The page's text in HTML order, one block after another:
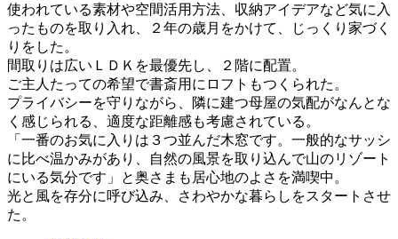
使われている素材や空間活用方法、収納アイデアなど気に入
ったものを取り入れ、２年の歳月をかけて、じっくり家づく
りをした。
間取りは広いＬＤＫを最優先し、２階に配置。
ご主人たっての希望で書斎用にロフトもつくられた。
プライバシーを守りながら、隣に建つ母屋の気配がなんとな
く感じられる、適度な距離感も考慮されている。
「一番のお気に入りは３つ並んだ木窓です。一般的なサッシ
に比べ温かみがあり、自然の風景を取り込んで山のリゾート
にいる気分です」と奥さまも居心地のよさを満喫中。
光と風を存分に呼び込み、さわやかな暮らしをスタートさせ
た。